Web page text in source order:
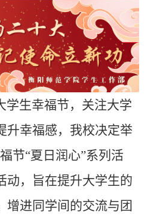
学生幸福节，关注大学
升幸福感，我校决定举
节“夏日润心”系列活
动，旨在提升大学生的
增进同学间的交流与团